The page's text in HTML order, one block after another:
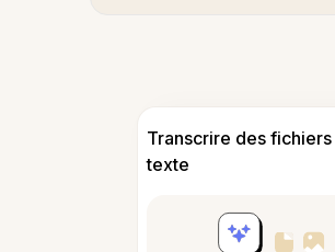
Transcrire des fichiers
texte